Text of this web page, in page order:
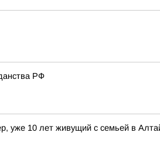
РФ
10 лет живущий с семьей в